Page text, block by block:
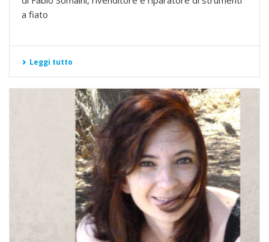
a fiato
Leggi tutto